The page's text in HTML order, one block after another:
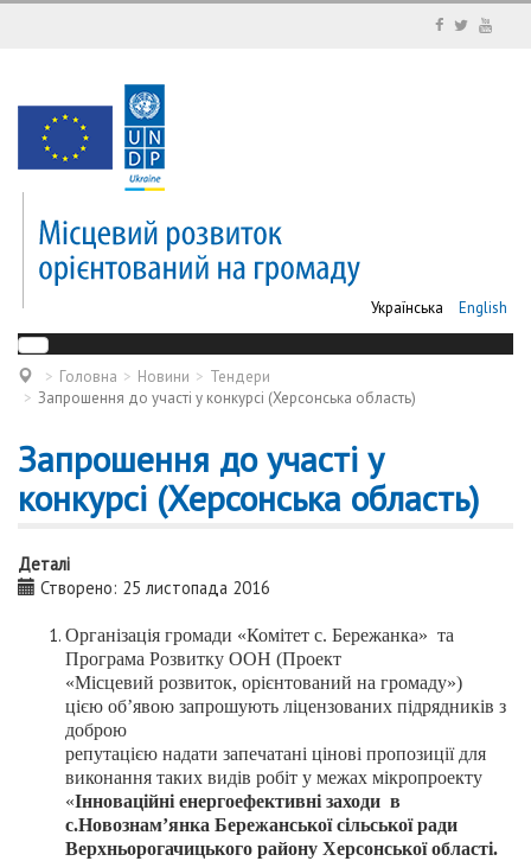
Українська English
Головна Новини
Тендери
Запрошення до участі у конкурсі (Херсонська область)
Запрошення до участі у
конкурсі (Херсонська область)
Деталі
Створено: 25 листопада 2016
Організація громади «Комітет с. Бережанка» та
Програма Розвитку ООН (Проект
«Місцевий розвиток, орієнтований на громаду»)
цією об’явою запрошують ліцензованих підрядників з
доброю
репутацією надати запечатані цінові пропозиції для
виконання таких видів робіт у межах мікропроекту
«Інноваційні енергоефективні заходи в
с.Новознам’янка Бережанської сільської ради
Верхньорогачицького району Херсонської області.